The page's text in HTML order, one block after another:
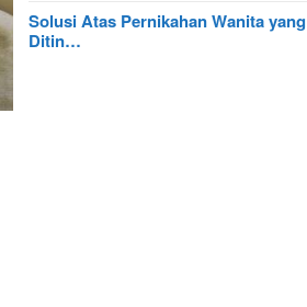
Solusi Atas Pernikahan Wanita yang
Ditin…